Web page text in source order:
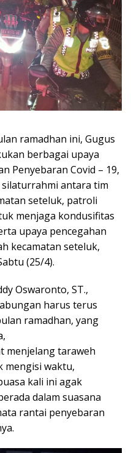
ramadhan ini, Gugus
berbagai upaya
Penyebaran Covid – 19,
antara tim
seteluk, patroli
menjaga kondusifitas
upaya pencegahan
kecamatan seteluk,
(25/4).
Oswaronto, ST.,
harus terus
ramadhan, yang
menjelang taraweh
mengisi waktu,
kali ini agak
dalam suasana
rantai penyebaran